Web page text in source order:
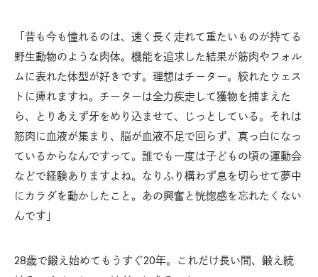
「昔も今も憧れるのは、速く長く走れて重たいものが持てる
野生動物のような肉体。機能を追求した結果が筋肉やフォル
ムに表れた体型が好きです。理想はチーター。絞れたウェス
トに痺れますね。チーターは全力疾走して獲物を捕まえた
ら、とりあえず牙をめり込ませて、じっとしている。それは
筋肉に血液が集まり、脳が血液不足で回らず、真っ白になっ
ているからなんですって。誰でも一度は子どもの頃の運動会
などで経験ありますよね。なりふり構わず息を切らせて夢中
にカラダを動かしたこと。あの興奮と恍惚感を忘れたくない
んです」
28歳で鍛え始めてもうすぐ20年。これだけ長い間、鍛え続